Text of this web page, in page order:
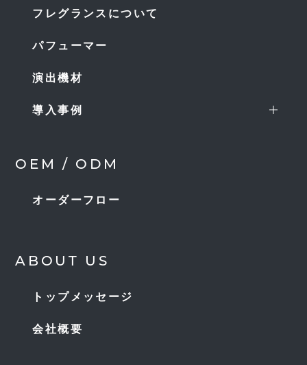
フレグランスについて
パフューマー
演出機材
導入事例
OEM / ODM
オーダーフロー
ABOUT US
トップメッセージ
会社概要